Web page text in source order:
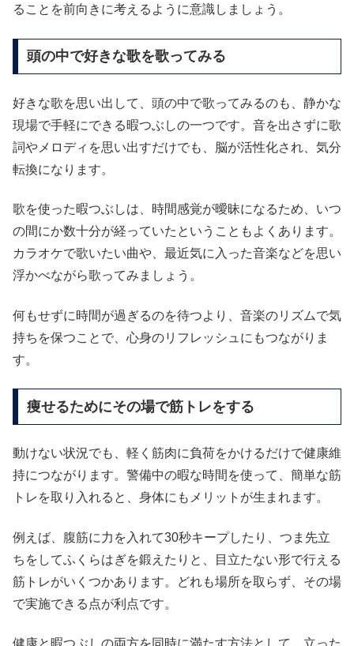
ることを前向きに考えるように意識しましょう。
頭の中で好きな歌を歌ってみる
好きな歌を思い出して、頭の中で歌ってみるのも、静かな
現場で手軽にできる暇つぶしの一つです。音を出さずに歌
詞やメロディを思い出すだけでも、脳が活性化され、気分
転換になります。
歌を使った暇つぶしは、時間感覚が曖昧になるため、いつ
の間にか数十分が経っていたということもよくあります。
カラオケで歌いたい曲や、最近気に入った音楽などを思い
浮かべながら歌ってみましょう。
何もせずに時間が過ぎるのを待つより、音楽のリズムで気
持ちを保つことで、心身のリフレッシュにもつながりま
す。
痩せるためにその場で筋トレをする
動けない状況でも、軽く筋肉に負荷をかけるだけで健康維
持につながります。警備中の暇な時間を使って、簡単な筋
トレを取り入れると、身体にもメリットが生まれます。
例えば、腹筋に力を入れて30秒キープしたり、つま先立
ちをしてふくらはぎを鍛えたりと、目立たない形で行える
筋トレがいくつかあります。どれも場所を取らず、その場
で実施できる点が利点です。
健康と暇つぶしの両方を同時に満たす方法として、立った